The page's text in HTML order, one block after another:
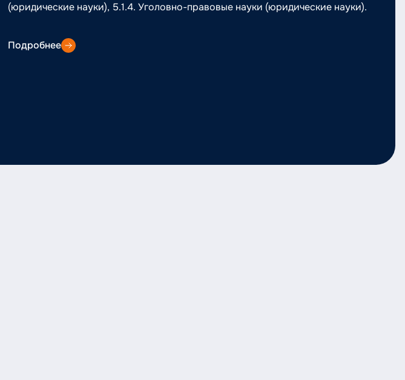
(юридические науки), 5.1.4. Уголовно-правовые науки (юридические науки).
Подробнее